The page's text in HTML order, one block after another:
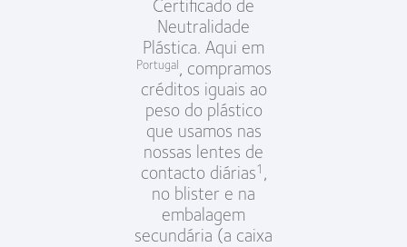
Neutralidade
Plástica. Aqui em
Portugal, compramos
créditos iguais ao
peso do plástico
que usamos nas
nossas lentes de
contacto diárias1,
no blister e na
embalagem
secundária (a caixa